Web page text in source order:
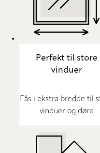
Perfekt til store
vinduer
Fås i ekstra bredde til
vinduer og døre